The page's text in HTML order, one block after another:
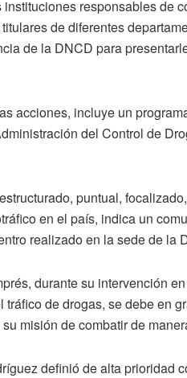
responsables de
de diferentes
de la DNCD para
acciones, incluye un
del Control de
puntual,
en el país, indica un
realizado en la sede de la
durante su intervención
de drogas, se debe en
misión de combatir de
definió de alta prioridad